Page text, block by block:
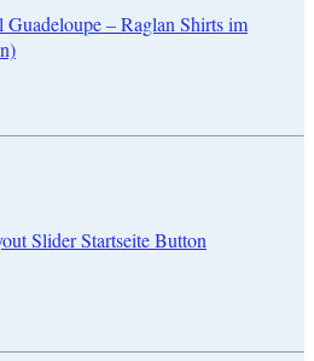
– Raglan Shirts im
Slider Startseite Button